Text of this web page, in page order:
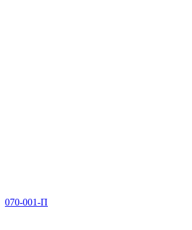
070-001-П